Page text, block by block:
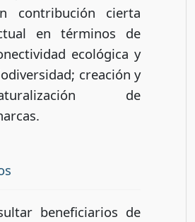
contribución cierta
en términos de
ecológica y
creación y
de
beneficiarios de